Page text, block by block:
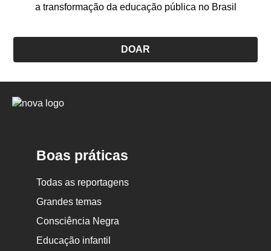
a transformação da educação pública no Brasil
DOAR
Logo
Boas práticas
Todas as reportagens
Grandes temas
Consciência Negra
Educação infantil